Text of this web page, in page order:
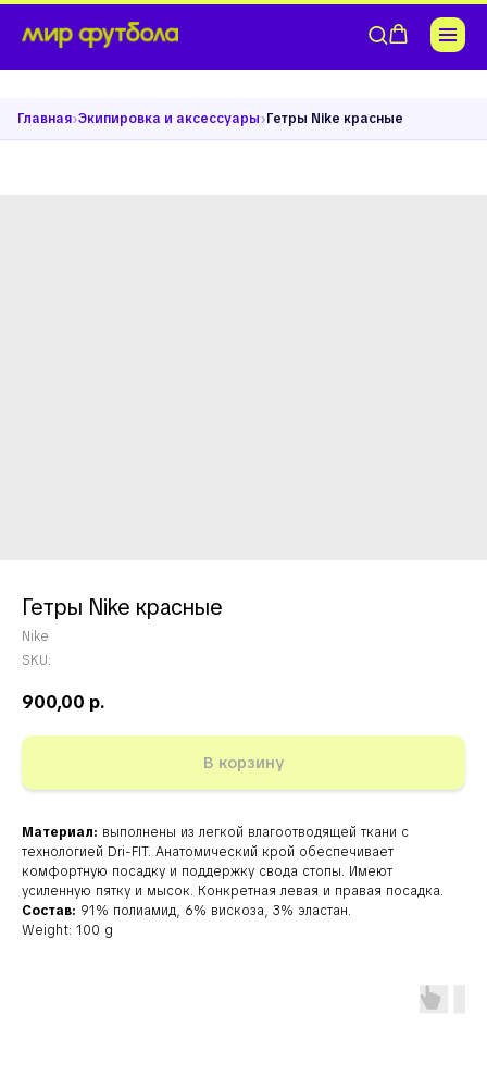
Главная›Экипировка и аксессуары›Гетры Nike красные
Гетры Nike красные
Nike
SKU:
900,00 р.
В корзину
Материал: выполнены из легкой влагоотводящей ткани с
технологией Dri-FIT. Анатомический крой обеспечивает
комфортную посадку и поддержку свода стопы. Имеют
усиленную пятку и мысок. Конкретная левая и правая посадка.
Состав: 91% полиамид, 6% вискоза, 3% эластан.
Weight: 100 g